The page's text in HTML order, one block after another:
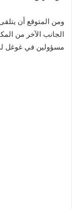
ومن المتوقع أن
الجانب الآخر من
مسؤولين في غوغل